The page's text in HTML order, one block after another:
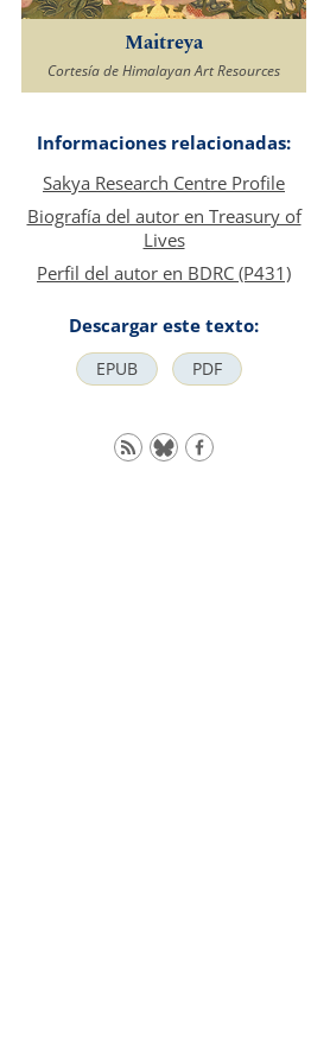
Maitreya
Cortesía de Himalayan Art Resources
Informaciones relacionadas:
Sakya Research Centre Profile
Biografía del autor en Treasury of
Lives
Perfil del autor en BDRC (P431)
Descargar este texto:
EPUB PDF